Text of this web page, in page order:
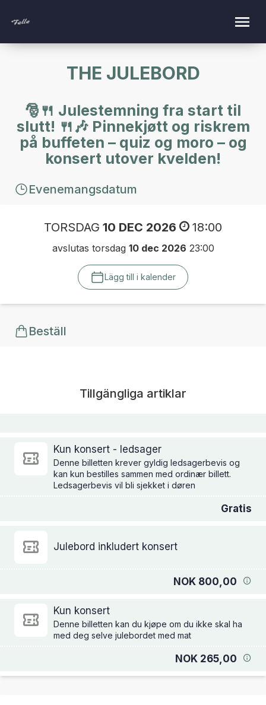
THE JULEBORD
🎅🍴 Julestemning fra start til
slutt! 🍴🎶 Pinnekjøtt og riskrem
på buffeten – quiz og moro – og
konsert utover kvelden!
Evenemangsdatum
TORSDAG 10 DEC 2026 18:00
avslutas torsdag 10 dec 2026 23:00
Lägg till i kalender
Beställ
Tillgängliga artiklar
Kun konsert - ledsager
Denne billetten krever gyldig ledsagerbevis og
kan kun bestilles sammen med ordinær billett.
Ledsagerbevis vil bli sjekket i døren
Gratis
Julebord inkludert konsert
NOK 800,00
Kun konsert
Denne billetten kan du kjøpe om du ikke skal ha
med deg selve julebordet med mat
NOK 265,00